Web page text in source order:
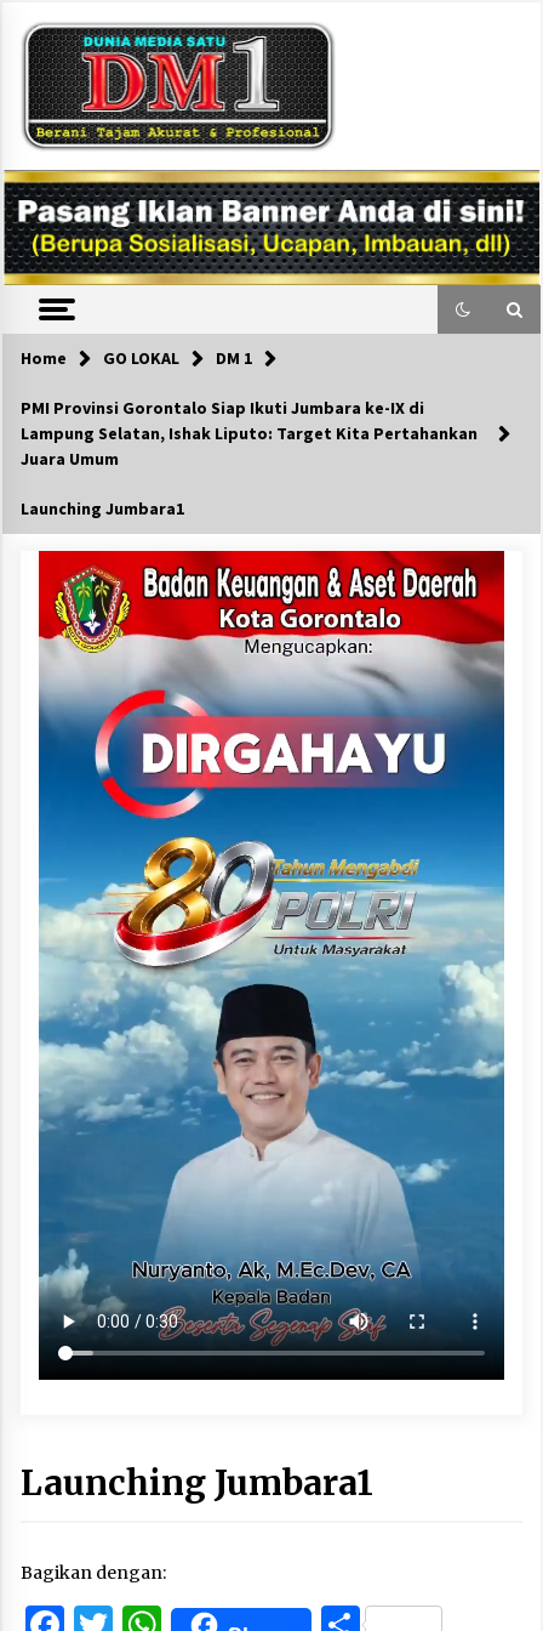
content
DM1
Home GO LOKAL DM 1
PMI Provinsi Gorontalo Siap Ikuti Jumbara ke-IX di
Lampung Selatan, Ishak Liputo: Target Kita Pertahankan
Juara Umum
Launching Jumbara1
Launching Jumbara1
Bagikan dengan: